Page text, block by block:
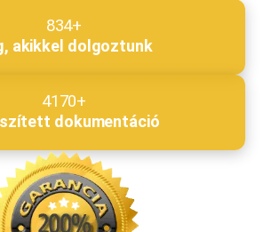
834+
akikkel dolgoztunk
4170+
dokumentáció